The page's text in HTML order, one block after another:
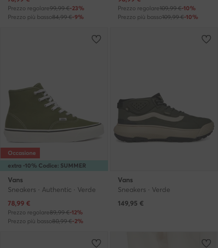
Prezzo regolare99,99 €-23%
Prezzo più basso84,99 €-9%
Prezzo regolare109,99 €-10%
Prezzo più basso109,99 €-10%
extra -10% Codice: SUMMER
Occasione
Vans
Sneakers · Authentic · Verde
Prezzo attuale
78,99 €
Prezzo regolare89,99 €-12%
Prezzo più basso80,99 €-2%
Vans
Sneakers · Verde
149,95 €